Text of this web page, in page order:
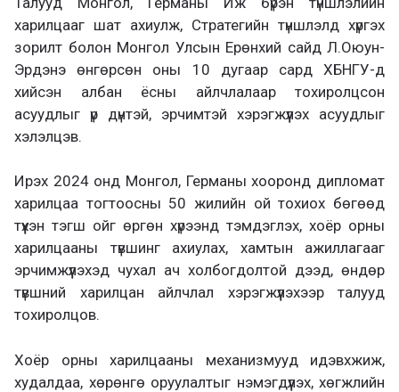
харилцааг шат ахиулж, Стратегийн түншлэлд хүргэх
зорилт болон Монгол Улсын Ерөнхий сайд Л.Оюун-
Эрдэнэ өнгөрсөн оны 10 дугаар сард ХБНГУ-д
хийсэн албан ёсны айлчлалаар тохиролцсон
асуудлыг үр дүнтэй, эрчимтэй хэрэгжүүлэх асуудлыг
хэлэлцэв.
Ирэх 2024 онд Монгол, Германы хооронд дипломат
харилцаа тогтоосны 50 жилийн ой тохиох бөгөөд
түүхэн тэгш ойг өргөн хүрээнд тэмдэглэх, хоёр орны
харилцааны түвшинг ахиулах, хамтын ажиллагааг
эрчимжүүлэхэд чухал ач холбогдолтой дээд, өндөр
түвшний харилцан айлчлал хэрэгжүүлэхээр талууд
тохиролцов.
Хоёр орны харилцааны механизмууд идэвхжиж,
худалдаа, хөрөнгө оруулалтыг нэмэгдүүлэх, хөгжлийн